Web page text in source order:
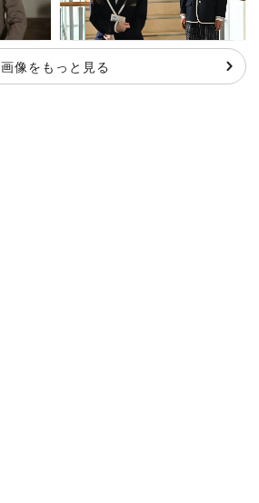
画像をもっと見る